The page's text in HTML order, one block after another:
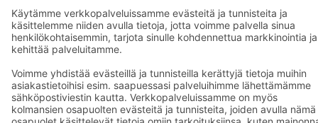
Yhteishyvä Ruoka -sovellus
S-ostoslista -sovellus
Prisma.fi
Sokos.fi
S-Pankki
Yhteishyvä
Sokos Hotels
Raflaamo